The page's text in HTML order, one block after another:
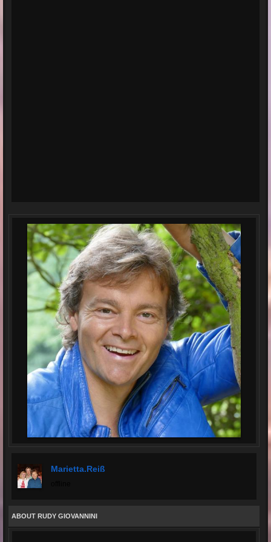
Marietta.reiß
ABOUT RUDY GIOVANNINI